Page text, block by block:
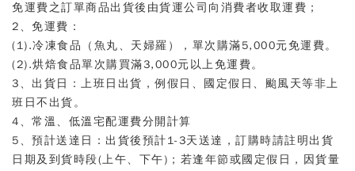
免運費之訂單商品出貨後由貨運公司向消費者收取運費；
2、免運費：
(1).冷凍食品（魚丸、天婦羅），單次購滿5,000元免運費。
(2).烘焙食品單次購買滿3,000元以上免運費。
3、出貨日：上班日出貨，例假日、國定假日、颱風天等非上
班日不出貨。
4、常溫、低溫宅配運費分開計算
5、預計送達日：出貨後預計1-3天送達，訂購時請註明出貨
日期及到貨時段(上午、下午)；若逢年節或國定假日，因貨量